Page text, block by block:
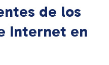
de los
Internet en